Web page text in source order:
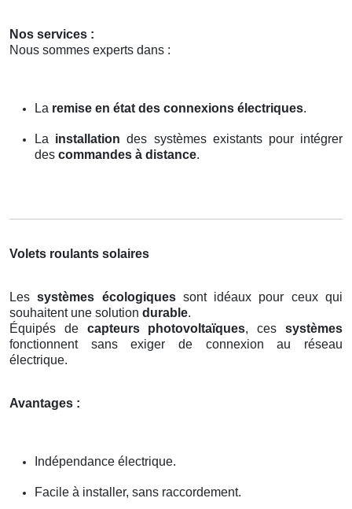
Nos services :
Nous sommes experts dans :
La remise en état des connexions électriques.
La installation des systèmes existants pour intégrer
des commandes à distance.
Volets roulants solaires
Lessystèmes écologiquessont idéaux pour ceux qui
souhaitent une solution durable.
Équipés de capteurs photovoltaïques, cessystèmes
fonctionnent sans exiger de connexion au réseau
électrique.
Avantages :
Indépendance électrique.
Facile à installer, sans raccordement.